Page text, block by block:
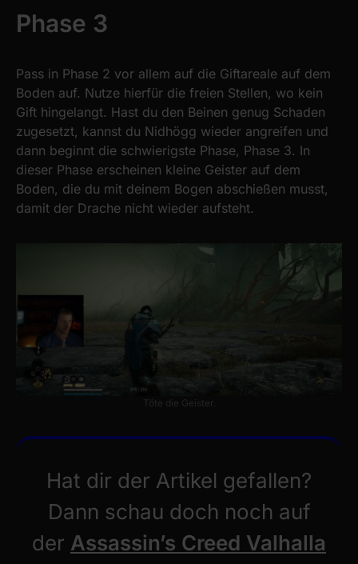
Phase 3
Pass in Phase 2 vor allem auf die Giftareale auf dem
Boden auf. Nutze hierfür die freien Stellen, wo kein
Gift hingelangt. Hast du den Beinen genug Schaden
zugesetzt, kannst du Nidhögg wieder angreifen und
dann beginnt die schwierigste Phase, Phase 3. In
dieser Phase erscheinen kleine Geister auf dem
Boden, die du mit deinem Bogen abschießen musst,
damit der Drache nicht wieder aufsteht.
Töte die Geister.
Hat dir der Artikel gefallen?
Dann schau doch noch auf
der Assassin’s Creed Valhalla